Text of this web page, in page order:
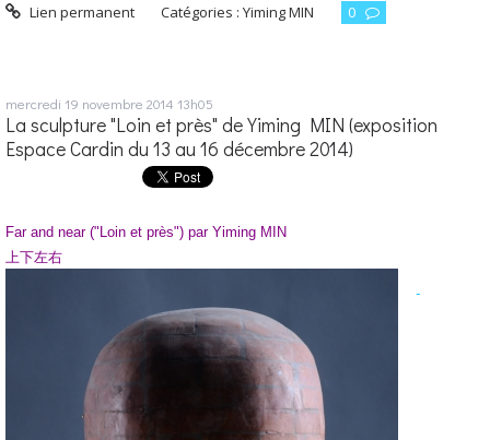
Lien permanent Catégories :Yiming MIN 0
mercredi 19 novembre 2014 13h05
La sculpture "Loin et près" de Yiming MIN (exposition
Espace Cardin du 13 au 16 décembre 2014)
Far and near ("Loin et près") par Yiming MIN
上下左右